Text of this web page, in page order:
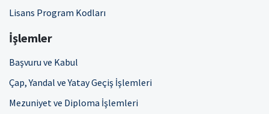
Lisans Program Kodları
İşlemler
Başvuru ve Kabul
Çap, Yandal ve Yatay Geçiş İşlemleri
Mezuniyet ve Diploma İşlemleri